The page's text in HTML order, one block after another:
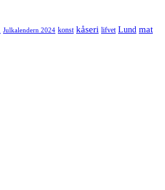
Julkalendern 2024 konst kåseri lifvet Lund mat